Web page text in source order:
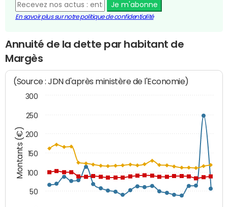
Je m'abonne
En savoir plus sur notre politique de confidentialité
Annuité de la dette par habitant de
Margès
Montants (€)
(Source : JDN d'après ministère de l'Economie)
50
100
150
200
250
300